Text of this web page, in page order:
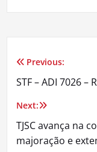
Navegação
de
Post
Previous:
STF – ADI 7026
Next:
TJSC avança na
majoração e